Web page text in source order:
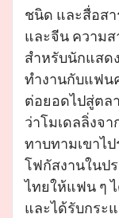
ชนิด และสื่อสา
และจีน ความ
สำหรับนักแสด
ทำงานกับแฟน
ต่อยอดไปสู่ตล
ว่าโมเดลลิ่งจ
ทาบทามเขาไ
โฟกัสงานในป
ไทยให้แฟน ๆ
และได้รับกระ